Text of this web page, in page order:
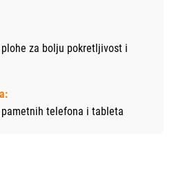
za bolju pokretljivost i
telefona i tableta